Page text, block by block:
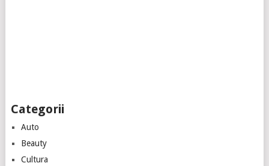
Categorii
Auto
Beauty
Cultura